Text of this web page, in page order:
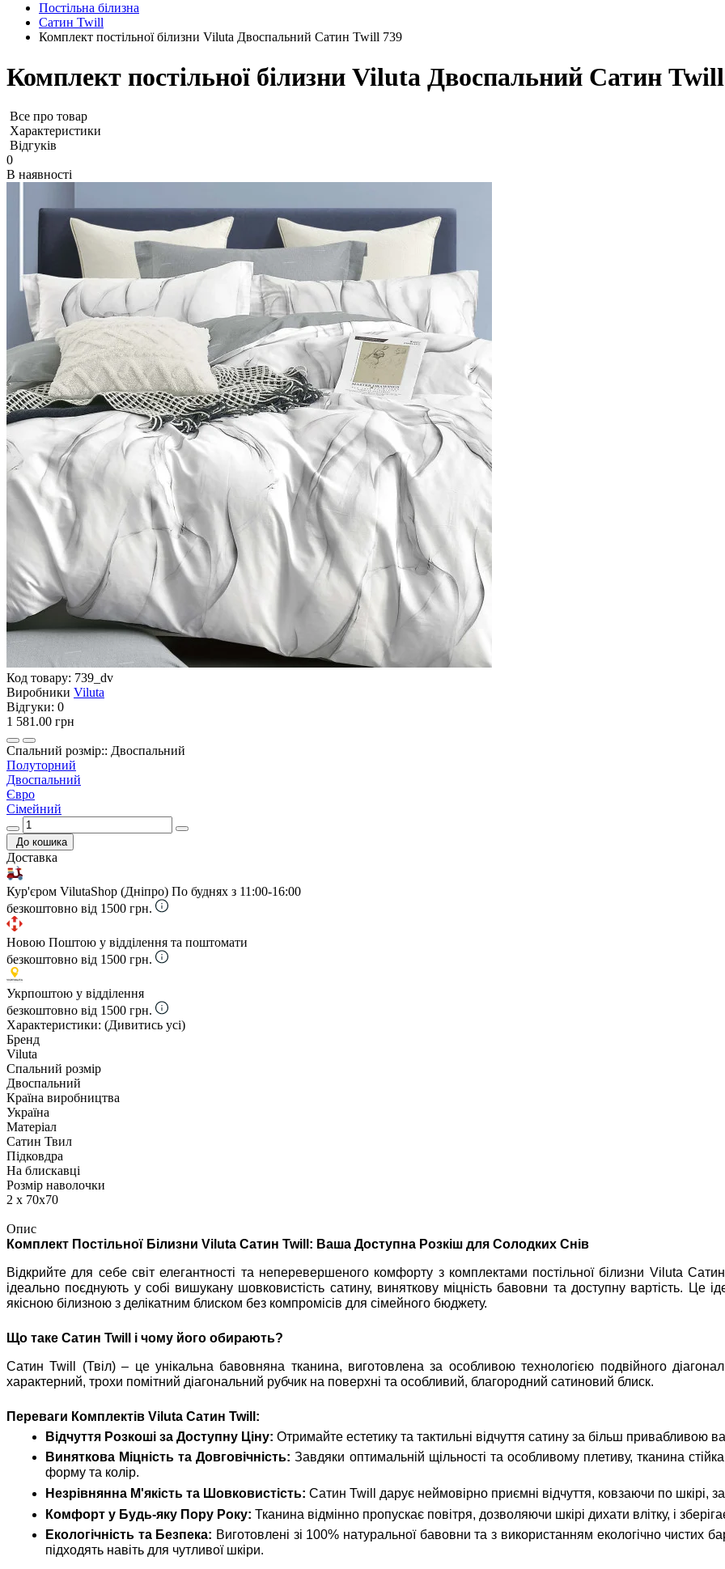
Постільна білизна
Сатин Twill
Комплект постільної білизни Viluta Двоспальний Сатин Twill 739
Комплект постільної білизни Viluta Двоспальний Сатин
Все про товар
Характеристики
Відгуків
0
В наявності
Код товару: 739_dv
Виробники Viluta
Відгуки: 0
1 581.00 грн
Спальний розмір:: Двоспальний
Полуторний
Двоспальний
Євро
Сімейний
До кошика
Доставка
Кур'єром VilutaShop (Дніпро) По буднях з 11:00-16:00
безкоштовно від 1500 грн.
Новою Поштою у відділення та поштомати
безкоштовно від 1500 грн.
Укрпоштою у відділення
безкоштовно від 1500 грн.
Характеристики: (Дивитись усі)
Бренд
Viluta
Спальний розмір
Двоспальний
Країна виробництва
Україна
Матеріал
Сатин Твил
Підковдра
На блискавці
Розмір наволочки
2 х 70х70
Опис
Комплект Постільної Білизни Viluta Сатин Twill: Ваша Доступна Розкіш для Солодких Снів
Відкрийте для себе світ елегантності та неперевершеного комфорту з комплектами постільної білизни Viluta
ідеально поєднують у собі вишукану шовковистість сатину, виняткову міцність бавовни та доступну вартість.
якісною білизною з делікатним блиском без компромісів для сімейного бюджету.
Що таке Сатин Twill і чому його обирають?
Сатин Twill (Твіл) – це унікальна бавовняна тканина, виготовлена за особливою технологією подвійного
характерний, трохи помітний діагональний рубчик на поверхні та особливий, благородний сатиновий блиск.
Переваги Комплектів Viluta Сатин Twill:
Відчуття Розкоші за Доступну Ціну: Отримайте естетику та тактильні відчуття сатину за більш привабливою
Виняткова Міцність та Довговічність: Завдяки оптимальній щільності та особливому плетиву, тканина
форму та колір.
Незрівнянна М'якість та Шовковистість: Сатин Twill дарує неймовірно приємні відчуття, ковзаючи по шкірі,
Комфорт у Будь-яку Пору Року: Тканина відмінно пропускає повітря, дозволяючи шкірі дихати влітку, і
Екологічність та Безпека: Виготовлені зі 100% натуральної бавовни та з використанням екологічно чистих
підходять навіть для чутливої шкіри.